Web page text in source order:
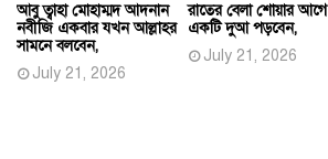
আবু ত্বাহা মোহাম্মদ আদনান
নবীজি একবার যখন আল্লাহর
সামনে বলবেন,
July 21, 2026
রাতের বেলা শোয়ার আগে
একটি দুআ পড়বেন,
July 21, 2026